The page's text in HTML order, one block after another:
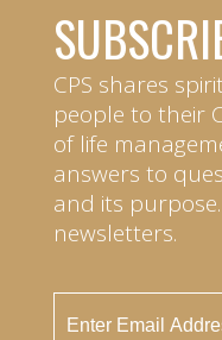
CPS shares
people to their
of life
answers to
and its
newsletters.